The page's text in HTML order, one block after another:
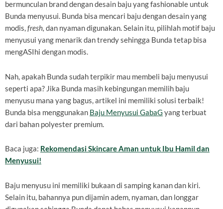
bermunculan brand dengan desain baju yang fashionable untuk
Bunda menyusui. Bunda bisa mencari baju dengan desain yang
modis,fresh, dan nyaman digunakan. Selain itu, pilihlah motif baju
menyusui yang menarik dan trendy sehingga Bunda tetap bisa
mengASIhi dengan modis.
Nah, apakah Bunda sudah terpikir mau membeli baju menyusui
seperti apa? Jika Bunda masih kebingungan memilih baju
menyusu mana yang bagus, artikel ini memiliki solusi terbaik!
Bunda bisa menggunakan Baju Menyusui GabaG yang terbuat
dari bahan polyester premium.
Baca juga: Rekomendasi Skincare Aman untuk Ibu Hamil dan
Menyusui!
Baju menyusu ini memiliki bukaan di samping kanan dan kiri.
Selain itu, bahannya pun dijamin adem, nyaman, dan longgar